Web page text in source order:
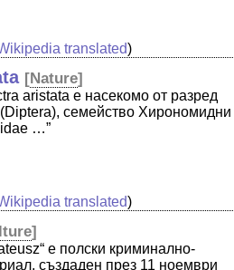
translated)
[Nature]
aristata е насекомо от разред
семейство Хирономидни
…”
translated)
]
е полски криминално-
създаден през 11 ноември